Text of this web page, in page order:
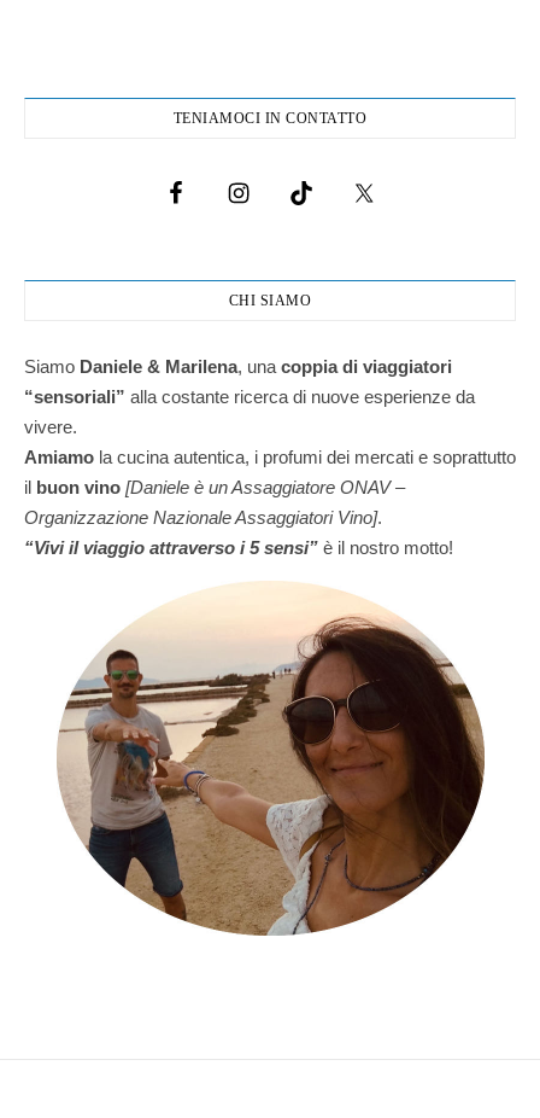
TENIAMOCI IN CONTATTO
CHI SIAMO
Siamo Daniele & Marilena, una coppia di viaggiatori
“sensoriali” alla costante ricerca di nuove esperienze da
vivere.
Amiamo la cucina autentica, i profumi dei mercati e soprattutto
il buon vino [Daniele è un Assaggiatore ONAV –
Organizzazione Nazionale Assaggiatori Vino].
“Vivi il viaggio attraverso i 5 sensi” è il nostro motto!